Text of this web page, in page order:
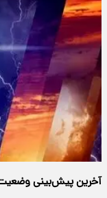
آخرین پیش‌بینی وضعیت آب‌وهوای ۳